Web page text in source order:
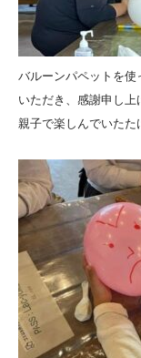
バルーンパペットを使
いただき、感謝申し上
親子で楽しんでいたた